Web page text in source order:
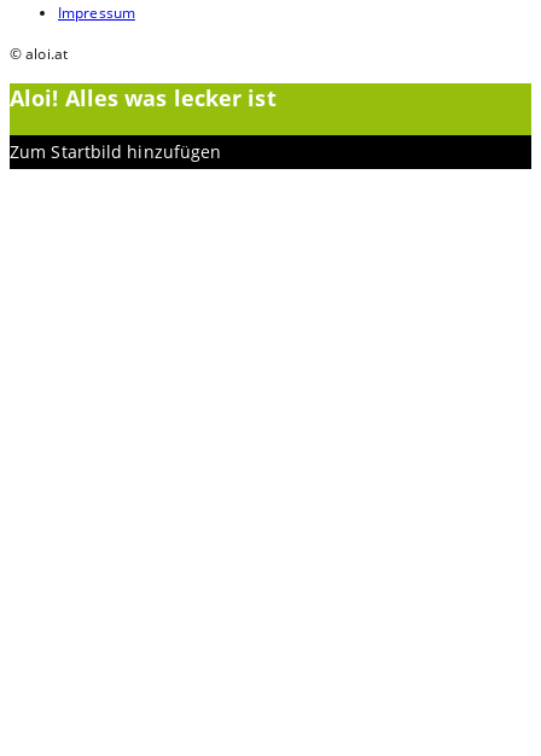
Impressum
© aloi.at
Aloi! Alles was lecker ist
Zum Startbild hinzufügen